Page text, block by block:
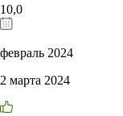
10,0
февраль 2024
2 марта 2024